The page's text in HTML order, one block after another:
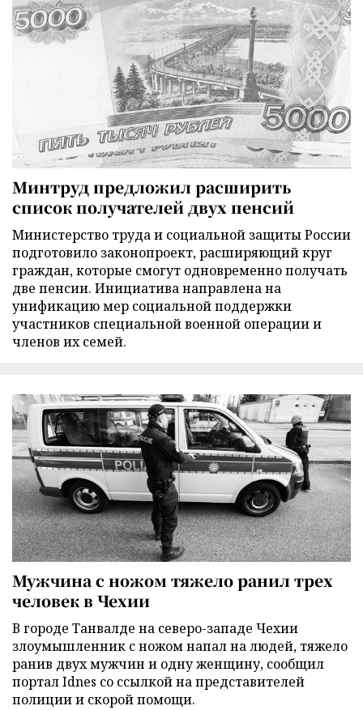
Минтруд предложил расширить
список получателей двух пенсий
Министерство труда и социальной защиты России
подготовило законопроект, расширяющий круг
граждан, которые смогут одновременно получать
две пенсии. Инициатива направлена на
унификацию мер социальной поддержки
участников специальной военной операции и
членов их семей.
Мужчина с ножом тяжело ранил трех
человек в Чехии
В городе Танвалде на северо-западе Чехии
злоумышленник с ножом напал на людей, тяжело
ранив двух мужчин и одну женщину, сообщил
портал Idnes со ссылкой на представителей
полиции и скорой помощи.